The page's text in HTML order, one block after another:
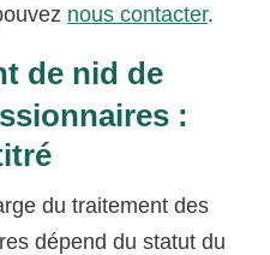
nous contacter.
de nid de
:
du traitement des
dépend du statut du